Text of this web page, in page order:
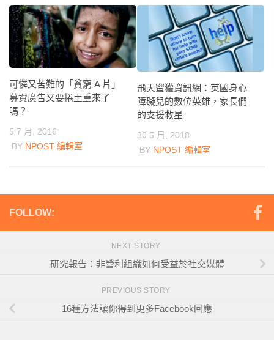
可憐又苦難的「貧窮 A 片」
募資廣告又要捲土重來了
嗎？
5 7 月, 2016
BY NPOST 編輯室
飛天蜜獾資訊網：英國身心
障礙兒的數位英雄，家長們
的支援救星
30 5 月, 2018
BY NPOST 編輯室
FOLLOW:
NEXT STORY
研究報告：非營利組織如何受益於社交媒體
PREVIOUS STORY
16種方法讓你得到更多Facebook回應